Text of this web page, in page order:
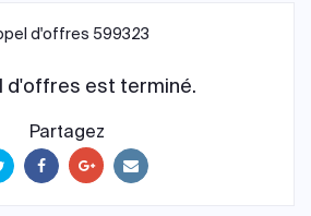
d'offres 599323
d'offres est terminé.
Partagez